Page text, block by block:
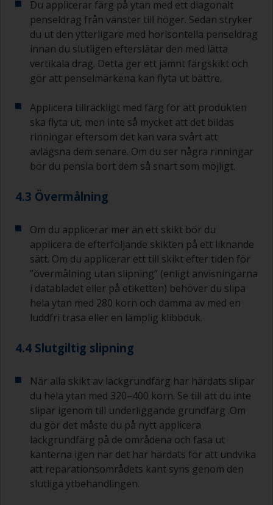
Du applicerar färg på ytan med ett diagonalt
penseldrag från vänster till höger. Sedan stryker
du ut den ytterligare med horisontella penseldrag
innan du slutligen efterslätar den med lätta
vertikala drag. Detta ger ett jämnt färgskikt och
gör att penselmärkena kan flyta ut bättre.
Applicera tillräckligt med färg för att produkten
ska flyta ut, men inte så mycket att det bildas
rinningar eftersom det kan vara svårt att
avlägsna dem senare. Om du ser några rinningar
bör du pensla bort dem så snart som möjligt.
4.3 Övermålning
Om du applicerar mer än ett skikt bör du
applicera de efterföljande skikten på ett liknande
sätt. Om du applicerar ett till skikt efter tiden för
”övermålning utan slipning” (enligt anvisningarna
i databladet eller på etiketten) behöver du slipa
hela ytan med 280 korn och damma av med en
luddfri trasa eller en lämplig klibbduk.
4.4 Slutgiltig slipning
När alla skikt av lackgrundfärg har härdats slipar
du hela ytan med 320–400 korn. Se till att du inte
slipar igenom till underliggande grundfärg .Om
du gör det måste du på nytt applicera
lackgrundfärg på de områdena och fasa ut
kanterna igen när det har härdats för att undvika
att reparationsområdets kant syns genom den
slutliga ytbehandlingen.